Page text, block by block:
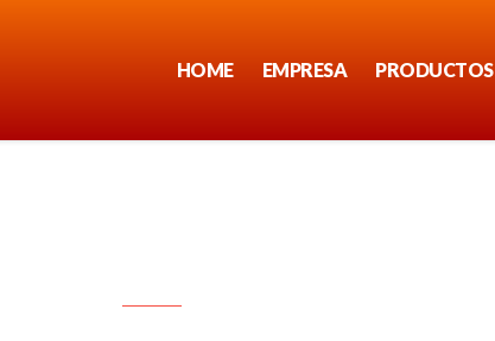
HOME EMPRESA PRODUCTOS